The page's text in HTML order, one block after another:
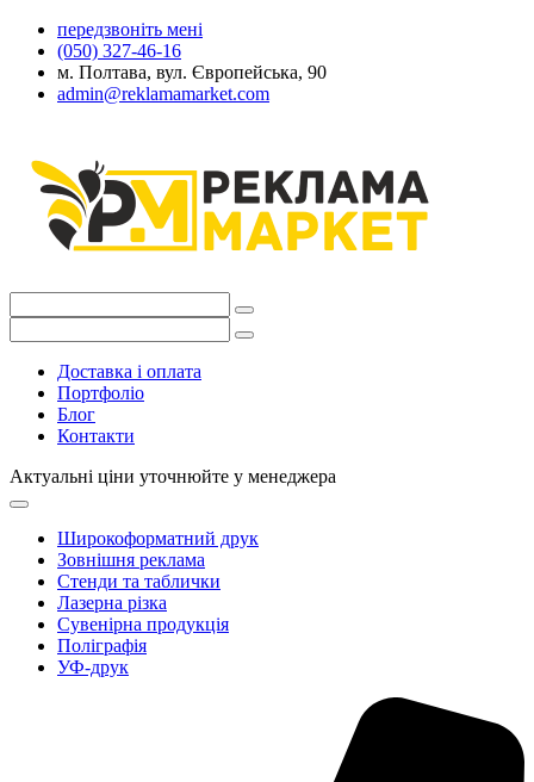
передзвоніть мені
(050) 327-46-16
м. Полтава, вул. Європейська, 90
admin@reklamamarket.com
Доставка і оплата
Портфоліо
Блог
Контакти
Актуальні ціни уточнюйте у менеджера
Широкоформатний друк
Зовнішня реклама
Стенди та таблички
Лазерна різка
Сувенірна продукція
Поліграфія
УФ-друк